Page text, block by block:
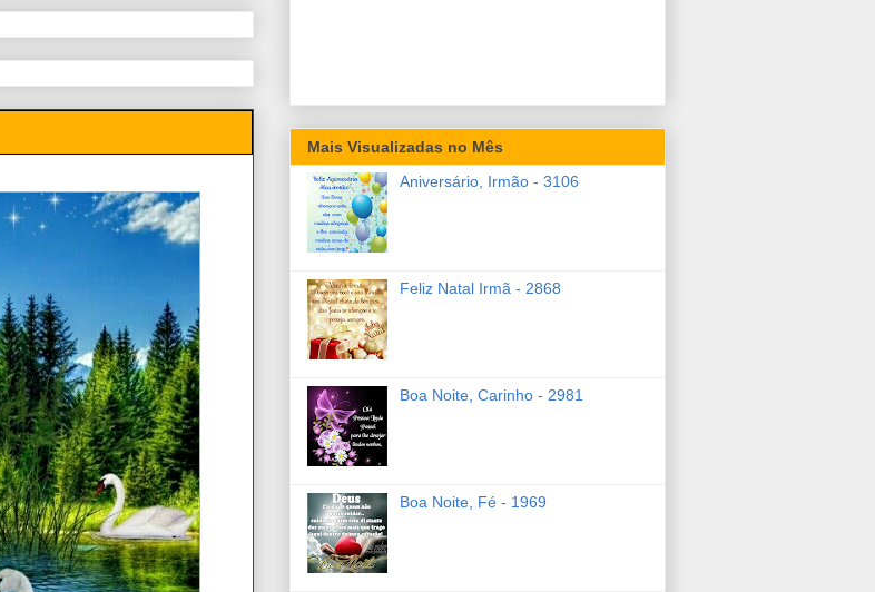
Mais Visualizadas no Mês
Aniversário, Irmão - 3106
Feliz Natal Irmã - 2868
Boa Noite, Carinho - 2981
Boa Noite, Fé - 1969